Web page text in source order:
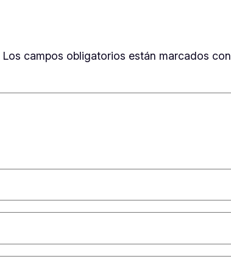
Los campos obligatorios están marcados con